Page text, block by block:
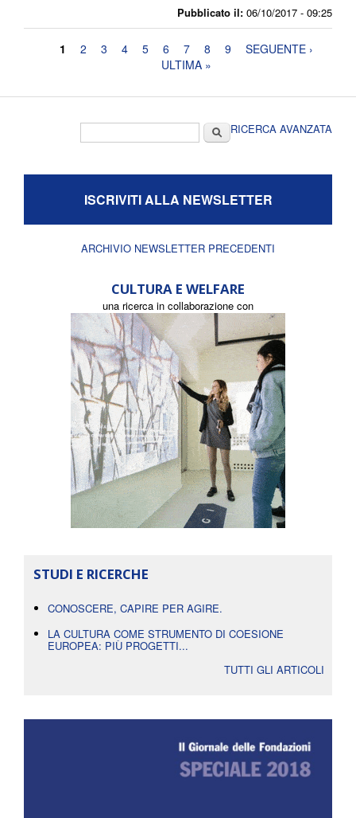
Pubblicato il: 06/10/2017 - 09:25
Pagine
1 2 3 4 5 6 7 8 9
SEGUENTE ›
ULTIMA »
CercaRICERCA AVANZATA
ISCRIVITI ALLA NEWSLETTER
ARCHIVIO NEWSLETTER PRECEDENTI
CULTURA E WELFARE
una ricerca in collaborazione con
STUDI E RICERCHE
CONOSCERE, CAPIRE PER AGIRE.
LA CULTURA COME STRUMENTO DI COESIONE
EUROPEA: PIÙ PROGETTI...
TUTTI GLI ARTICOLI